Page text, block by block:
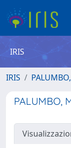
IRIS
IRIS
PALUMBO,